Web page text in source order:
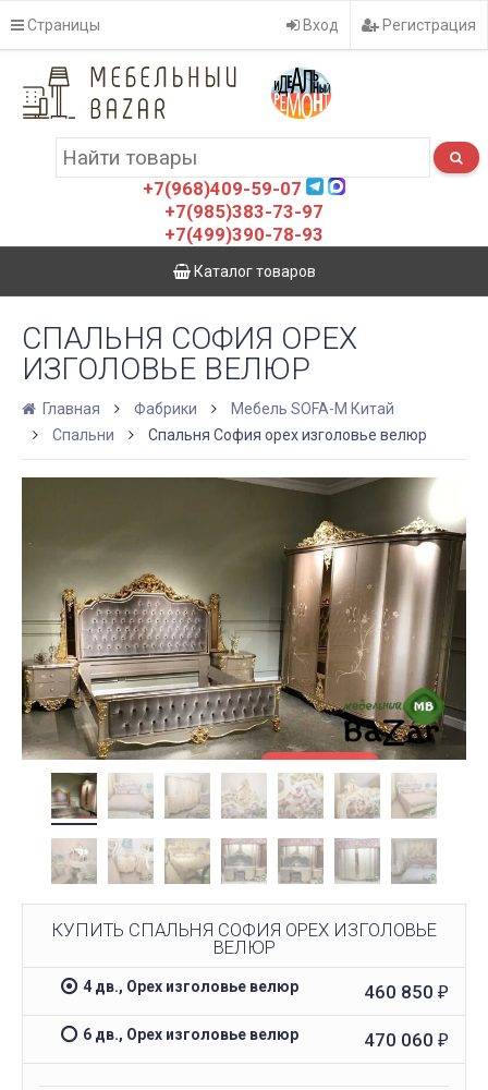
Страницы Вход Регистрация
+7(968)409-59-07
+7(985)383-73-97
+7(499)390-78-93
Каталог товаров
СПАЛЬНЯ СОФИЯ ОРЕХ
ИЗГОЛОВЬЕ ВЕЛЮР
Главная Фабрики
Мебель SOFA-M Китай
Спальни
Спальня София орех изголовье велюр
КУПИТЬ СПАЛЬНЯ СОФИЯ ОРЕХ ИЗГОЛОВЬЕ
ВЕЛЮР
4 дв., Орех изголовье велюр 460 850 ₽
6 дв., Орех изголовье велюр 470 060 ₽